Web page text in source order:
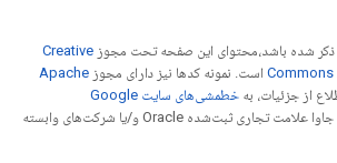
ذکر شده باشد،‌محتوای این صفحه تحت مجوز Creative
Commons است. نمونه کدها نیز دارای مجوز Apache
از جزئیات، به
خطمشی‌های سایت Google
مراجعه کنید. جاوا علامت تجاری ثبت‌شده Oracle و/یا شرکت‌های وابسته